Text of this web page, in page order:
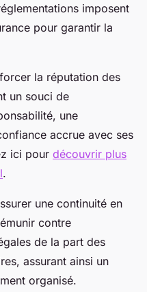
imposent
pour garantir la
la réputation des
un souci de
une
accrue avec ses
ici pour découvrir plus
.
une continuité en
contre
de la part des
assurant ainsi un
organisé.